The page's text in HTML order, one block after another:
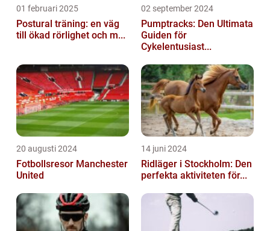
01 februari 2025
Postural träning: en väg
till ökad rörlighet och m...
02 september 2024
Pumptracks: Den Ultimata
Guiden för
Cykelentusiast...
20 augusti 2024
Fotbollsresor Manchester
United
14 juni 2024
Ridläger i Stockholm: Den
perfekta aktiviteten för...